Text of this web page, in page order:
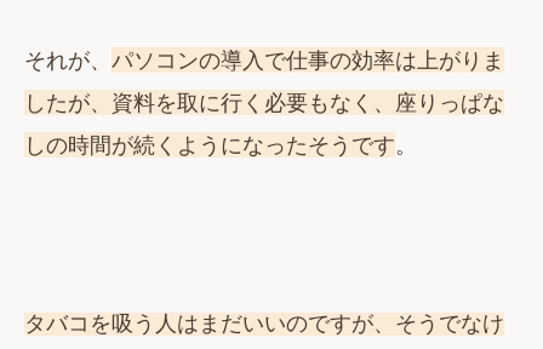
それが、 パソコンの導入で仕事の効率は上がりま
したが、資料を取に行く必要もなく、座りっぱな
しの時間が続くようになったそうです。
タバコを吸う人はまだいいのですが、そうでなけ